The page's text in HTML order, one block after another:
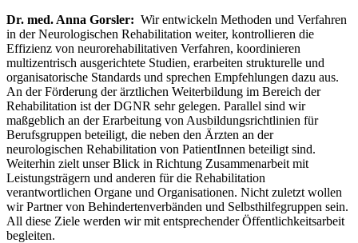
Dr. med. Anna Gorsler: Wir entwickeln Methoden und Verfahren
in der Neurologischen Rehabilitation weiter, kontrollieren die
Effizienz von neurorehabilitativen Verfahren, koordinieren
multizentrisch ausgerichtete Studien, erarbeiten strukturelle und
organisatorische Standards und sprechen Empfehlungen dazu aus.
An der Förderung der ärztlichen Weiterbildung im Bereich der
Rehabilitation ist der DGNR sehr gelegen. Parallel sind wir
maßgeblich an der Erarbeitung von Ausbildungsrichtlinien für
Berufsgruppen beteiligt, die neben den Ärzten an der
neurologischen Rehabilitation von PatientInnen beteiligt sind.
Weiterhin zielt unser Blick in Richtung Zusammenarbeit mit
Leistungsträgern und anderen für die Rehabilitation
verantwortlichen Organe und Organisationen. Nicht zuletzt wollen
wir Partner von Behindertenverbänden und Selbsthilfegruppen sein.
All diese Ziele werden wir mit entsprechender Öffentlichkeitsarbeit
begleiten.